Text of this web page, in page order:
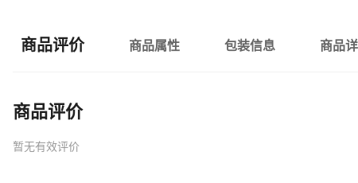
商品评价 商品属性 包装信息 商品
商品评价
暂无有效评价